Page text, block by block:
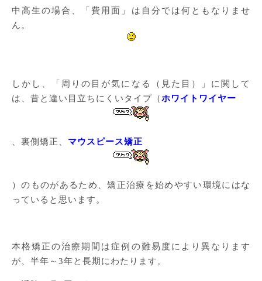
中高生の場合、「費用面」は自分では何ともなりませ
ん。
しかし、「周りの目が気になる（見た目）」に関して
は、昔と違い目立ちにくいタイプ（ホワイトワイヤー
、裏側矯正、 マウスピース矯正
）のものがあるため、矯正治療を始めやすい環境にはな
っていると思います。
本格矯正の治療期間は症例の難易度により異なります
が、半年～3年と長期にわたります。